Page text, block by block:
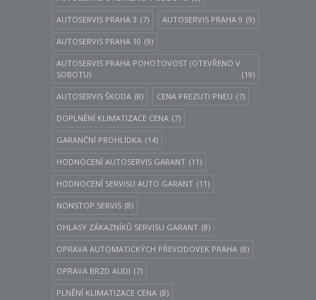
AUTOSERVIS PRAHA 3 (7) AUTOSERVIS PRAHA 9 (9)
AUTOSERVIS PRAHA 10 (9)
AUTOSERVIS PRAHA POHOTOVOST (OTEVŘENO V
SOBOTU)
(19)
AUTOSERVIS ŠKODA (8) CENA PREZUTI PNEU (7)
DOPLNĚNÍ KLIMATIZACE CENA (7)
GARANČNÍ PROHLÍDKA (14)
HODNOCENÍ AUTOSERVIS GARANT (11)
HODNOCENÍ SERVISU AUTO GARANT (11)
NONSTOP SERVIS (8)
OHLASY ZÁKAZNÍKŮ SERVISU GARANT (8)
OPRAVA AUTOMATICKÝCH PŘEVODOVEK PRAHA (8)
OPRAVA BRZD AUDI (7)
PLNĚNÍ KLIMATIZACE CENA (8)